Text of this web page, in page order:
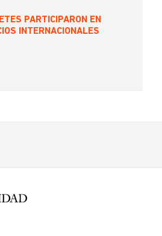
PARTICIPARON EN
INTERNACIONALES